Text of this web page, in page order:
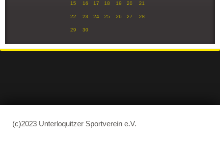
15 16 17 18 19 20 21
22 23 24 25 26 27 28
29 30
(c)2023 Unterloquitzer Sportverein e.V.